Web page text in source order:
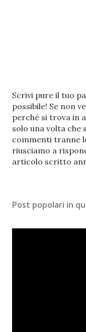
P
o
s
t
a
u
n
m
n
Scrivi pure il tuo
possibile! Se non
perché si trova in
solo una volta
commenti tranne
riusciamo a
articolo scritto
Post popolari in